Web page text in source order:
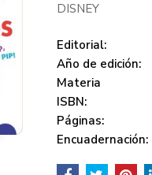
DISNEY
Editorial:
Año de edición:
Materia
ISBN:
Páginas:
Encuadernación: